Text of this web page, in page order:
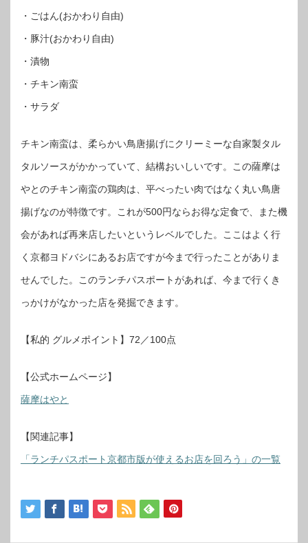
・ごはん(おかわり自由)
・豚汁(おかわり自由)
・漬物
・チキン南蛮
・サラダ
チキン南蛮は、柔らかい鳥唐揚げにクリーミーな自家製タル
タルソースがかかっていて、結構おいしいです。この薩摩は
やとのチキン南蛮の鶏肉は、平べったい肉ではなく丸い鳥唐
揚げなのが特徴です。これが500円ならお得な定食で、また機
会があれば再来店したいというレベルでした。ここはよく行
く京都ヨドバシにあるお店ですが今まで行ったことがありま
せんでした。このランチパスポートがあれば、今まで行くき
っかけがなかった店を発掘できます。
【私的 グルメポイント】72／100点
【公式ホームページ】
薩摩はやと
【関連記事】
「ランチパスポート京都市版が使えるお店を回ろう」の一覧